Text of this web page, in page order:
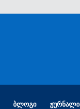
ᲑᲚᲝᲒᲘ ᲟᲣᲠᲜᲐᲚᲘ